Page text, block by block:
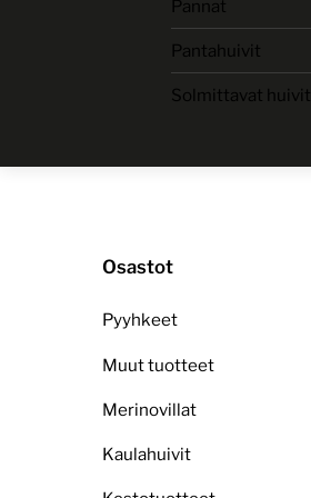
Pannat
Pantahuivit
Solmittavat huivit
Osastot
Pyyhkeet
Muut tuotteet
Merinovillat
Kaulahuivit